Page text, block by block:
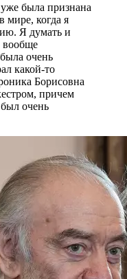
была признана
когда я
Я думать и
вообще
очень
какой-то
Борисовна
причем
очень